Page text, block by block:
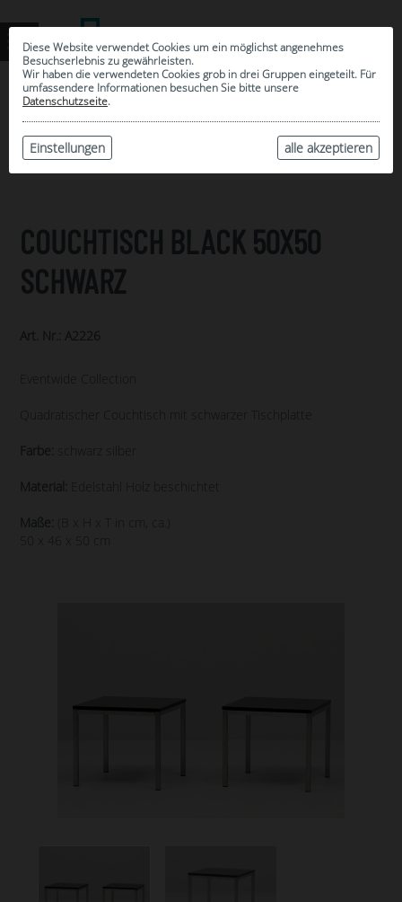
Diese Website verwendet Cookies um ein möglichst angenehmes
Besuchserlebnis zu gewährleisten.
Wir haben die verwendeten Cookies grob in drei Gruppen eingeteilt. Für
umfassendere Informationen besuchen Sie bitte unsere
Datenschutzseite.
alle akzeptieren
Einstellungen
ARCHIV
COUCHTISCH BLACK 50X50
SCHWARZ
Art. Nr.: A2226
Eventwide Collection
Quadratischer Couchtisch mit schwarzer Tischplatte
Farbe: schwarz silber
Material: Edelstahl Holz beschichtet
Maße:
(B x H x T in cm, ca.)